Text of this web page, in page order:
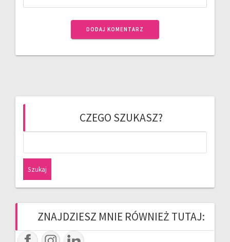
CZEGO SZUKASZ?
ZNAJDZIESZ MNIE RÓWNIEŻ TUTAJ: